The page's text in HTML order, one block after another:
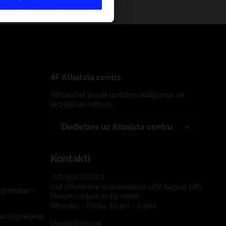
–
(atgriešana)
4F Atbalsta centrs
Pārbaudiet biežāk uzdotos jautājumus vai
tērzējiet ar čatbotu:
Dodieties uz Atbalsta centru
Kontakti
+371 (64) 415203
Our phone line is unavailable until August 14th.
Please contact us by email.
(Monday - Friday, 10 am - 5 pm)
Uzrakstīt ziņu